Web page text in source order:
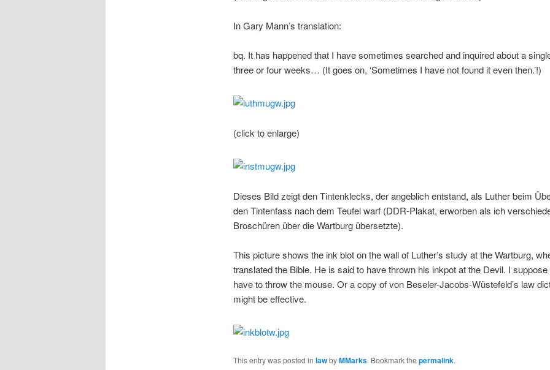
In Gary Mann’s translation:
bq. It has happened that I have sometimes searched and inquired about a
three or four weeks… (It goes on, ‘Sometimes I have not found it even then.’!)
(click to enlarge)
Dieses Bild zeigt den Tintenklecks, der angeblich entstand, als Luther beim
den Tintenfass nach dem Teufel warf (DDR-Plakat, erworben als ich
Broschüren über die Wartburg übersetzte).
This picture shows the ink blot on the wall of Luther’s study at the Wartburg,
translated the Bible. He is said to have thrown his inkpot at the Devil. I suppose
have to throw the mouse. Or a copy of von Beseler-Jacobs-Wüstefeld’s law
might be effective.
This entry was posted in lawbyMMarks. Bookmark the permalink.